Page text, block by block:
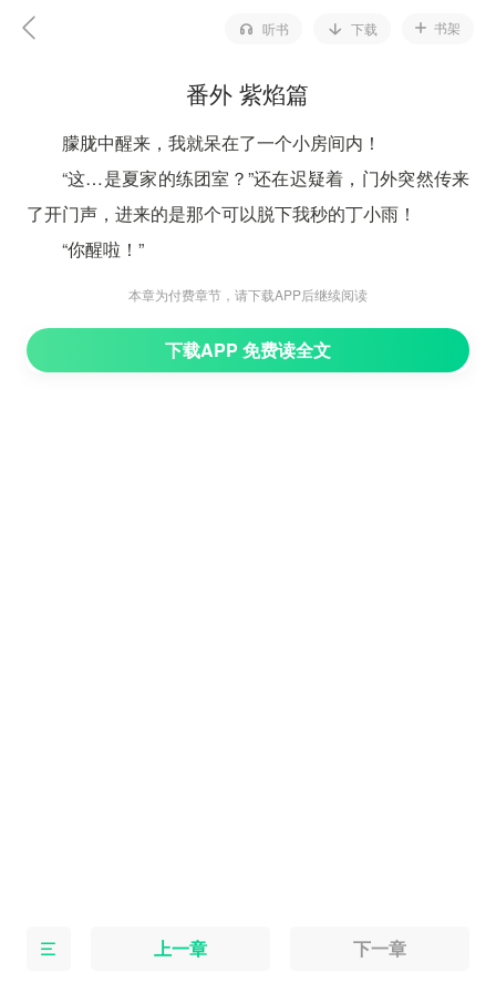
听书 下载 书架
番外 紫焰篇
朦胧中醒来，我就呆在了一个小房间内！
“这…是夏家的练团室？”还在迟疑着，门外突然传来
了开门声，进来的是那个可以脱下我秒的丁小雨！
“你醒啦！”
“嗯！我…怎么了吗？”
要休息，你只是睡的时间比较长而已！”
本章为付费章节，请下载APP后继续阅读
下载APP 免费读全文
上一章 下一章